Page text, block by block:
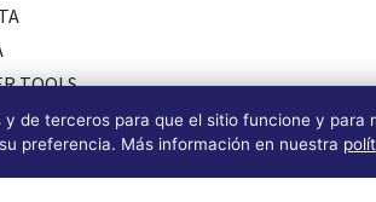
TOOLS
TIE
y de terceros para que el sitio funcione y
preferencia. Más información en nuestra